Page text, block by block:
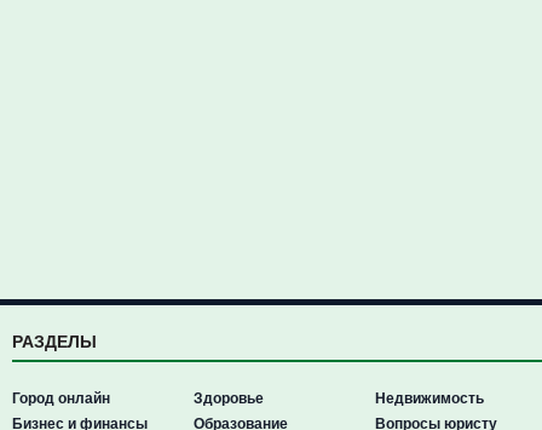
РАЗДЕЛЫ
Город онлайн
Бизнес и финансы
Здоровье
Образование
Недвижимость
Вопросы юристу